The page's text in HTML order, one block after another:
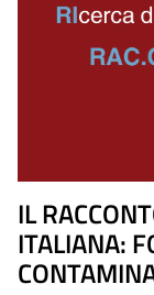
IL
ITALIANA: